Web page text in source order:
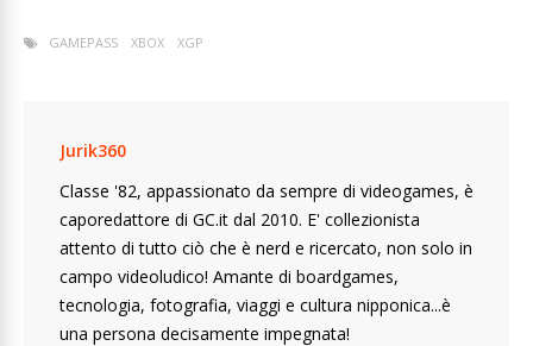
GAMEPASS XBOX XGP
Jurik360
Classe '82, appassionato da sempre di videogames, è
caporedattore di GC.it dal 2010. E' collezionista
attento di tutto ciò che è nerd e ricercato, non solo in
campo videoludico! Amante di boardgames,
tecnologia, fotografia, viaggi e cultura nipponica...è
una persona decisamente impegnata!